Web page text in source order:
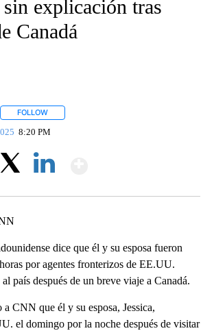
explicación tras
Canadá
FOLLOW
8:20 PM
dice que él y su esposa fueron
por agentes fronterizos de EE.UU.
país después de un breve viaje a Canadá.
CNN que él y su esposa, Jessica,
el domingo por la noche después de visitar